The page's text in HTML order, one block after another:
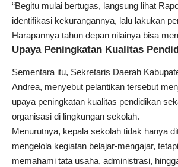
“Begitu mulai bertugas, langsung lihat
identifikasi kekurangannya, lalu lakukan
Harapannya tahun depan nilainya bisa
Upaya Peningkatan Kualitas
Sementara itu, Sekretaris Daerah
Andrea, menyebut pelantikan tersebut
upaya peningkatan kualitas pendidikan
organisasi di lingkungan sekolah.
Menurutnya, kepala sekolah tidak hanya
mengelola kegiatan belajar-mengajar,
memahami tata usaha, administrasi,